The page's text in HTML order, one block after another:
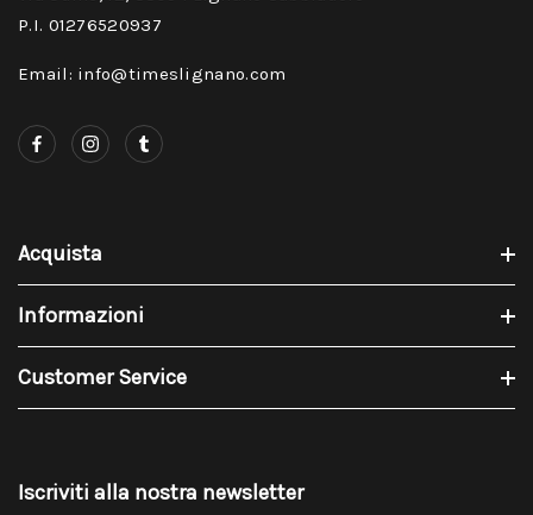
P.I. 01276520937
Email: info@timeslignano.com
Acquista
Informazioni
Customer Service
Iscriviti alla nostra newsletter